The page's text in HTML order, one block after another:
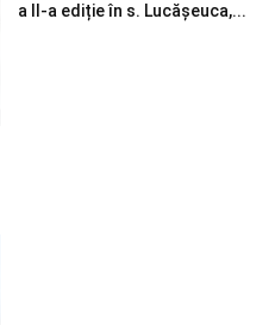
a II-a ediție în s. Lucășeuca,...